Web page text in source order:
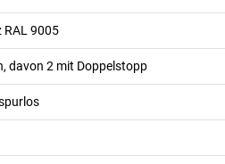
9005
davon 2 mit Doppelstopp